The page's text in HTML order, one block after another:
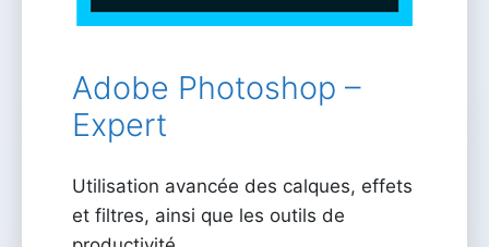
Adobe Photoshop –
Expert
Utilisation avancée des calques, effets
et filtres, ainsi que les outils de